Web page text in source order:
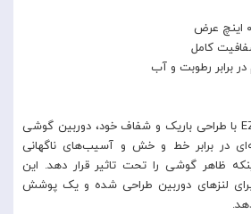
کامل
برابر رطوبت و آب
محافظ لنز EZ Fit Optik Pro با طراحی باریک و شفاف خود، دوربین گوشی
در برابر خط و خش و آسیب‌های ناگهانی
ظاهر گوشی را تحت تاثیر قرار دهد. این
برای لنزهای دوربین طراحی شده و یک پوشش